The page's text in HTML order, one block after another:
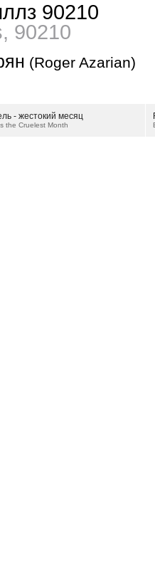
90210
90210
(Roger Azarian)
- жестокий месяц
the Cruelest Month